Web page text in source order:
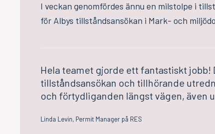
I veckan genomfördes ännu en milstolpe i
för Albys tillståndsansökan i Mark- och
Hela teamet gjorde ett fantastiskt jobb!
tillståndsansökan och tillhörande
och förtydliganden längst vägen, även
Linda Levin, Permit Manager på RES